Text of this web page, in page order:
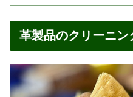
革製品のクリーニン